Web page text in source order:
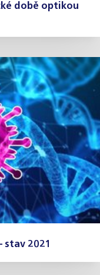
době optikou
stav 2021